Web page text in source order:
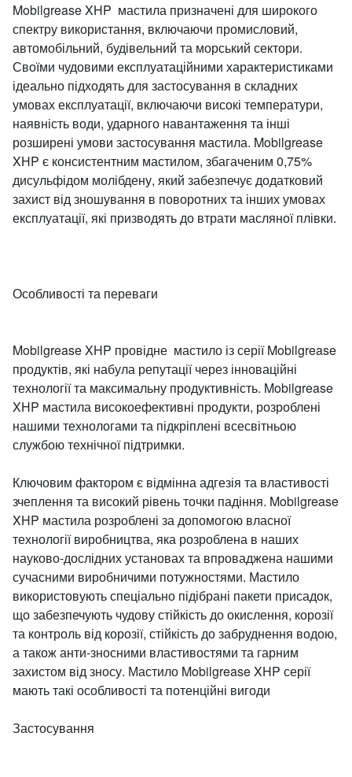
Mobilgrease XHP мастила призначені для широкого
спектру використання, включаючи промисловий,
автомобільний, будівельний та морський сектори.
Своїми чудовими експлуатаційними характеристиками
ідеально підходять для застосування в складних
умовах експлуатації, включаючи високі температури,
наявність води, ударного навантаження та інші
розширені умови застосування мастила. Mobilgrease
XHP є консистентним мастилом, збагаченим 0,75%
дисульфідом молібдену, який забезпечує додатковий
захист від зношування в поворотних та інших умовах
експлуатації, які призводять до втрати масляної плівки.
Особливості та переваги
Mobilgrease XHP провідне мастило із серії Mobilgrease
продуктів, які набула репутації через інноваційні
технології та максимальну продуктивність. Mobilgrease
XHP мастила високоефективні продукти, розроблені
нашими технологами та підкріплені всесвітньою
службою технічної підтримки.
Ключовим фактором є відмінна адгезія та властивості
зчеплення та високий рівень точки падіння. Mobilgrease
XHP мастила розроблені за допомогою власної
технології виробництва, яка розроблена в наших
науково-дослідних установах та впроваджена нашими
сучасними виробничими потужностями. Мастило
використовують спеціально підібрані пакети присадок,
що забезпечують чудову стійкість до окислення, корозії
та контроль від корозії, стійкість до забруднення водою,
а також анти-зносними властивостями та гарним
захистом від зносу. Мастило Mobilgrease XHP серії
мають такі особливості та потенційні вигоди
Застосування